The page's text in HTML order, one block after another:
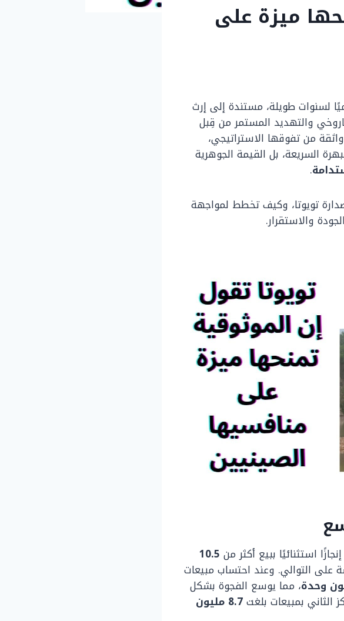
ميزة على
لسنوات طويلة، مستندة إلى إرث
والتهديد المستمر من قِبل
واثقة من تفوقها الاستراتيجي،
السريعة، بل القيمة الجوهرية
.
تويوتا، وكيف تخطط لمواجهة
والاستقرار.
استثنائيًا ببيع أكثر من 10.5
على التوالي. وعند احتساب مبيعات
، مما يوسع الفجوة بشكل
الثاني بمبيعات بلغت
8.7 مليون